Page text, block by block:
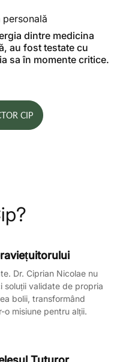
dintre medicina
au fost testate cu
sa în momente critice.
CIP
Dr. Ciprian Nicolae nu
soluții validate de propria
bolii, transformând
o misiune pentru alții.